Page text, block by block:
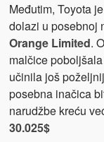
Međutim, Toyota
dolazi u posebnoj
Orange Limited.
malčice
učinila još
posebna inačica
narudžbe kreću
30.025$